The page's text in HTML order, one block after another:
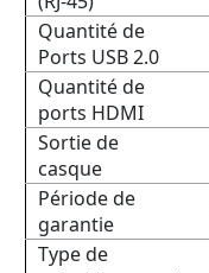
Quantité de
Ports USB 2.0
Quantité de
ports HDMI
Sortie de
casque
Période de
garantie
Type de